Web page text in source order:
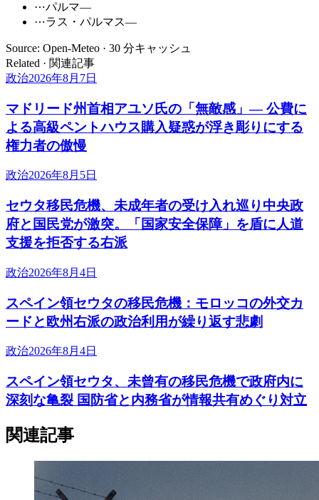
⋯パルマ—
⋯ラス・パルマス—
Source: Open-Meteo · 30 分キャッシュ
Related · 関連記事
政治2026年8月7日
マドリード州首相アユソ氏の「無敵感」— 公費に
よる高級ペントハウス購入疑惑が浮き彫りにする
権力者の傲慢
政治2026年8月5日
セウタ移民危機、未成年者の受け入れ巡り中央政
府と国民党が激突。「国家安全保障」を盾に人道
支援を拒否する右派
政治2026年8月4日
スペイン領セウタの移民危機：モロッコの外交カ
ードと欧州右派の政治利用が繰り返す悲劇
政治2026年8月4日
スペイン領セウタ、未曾有の移民危機で政府内に
深刻な亀裂 国防省と内務省が情報共有めぐり対立
関連記事